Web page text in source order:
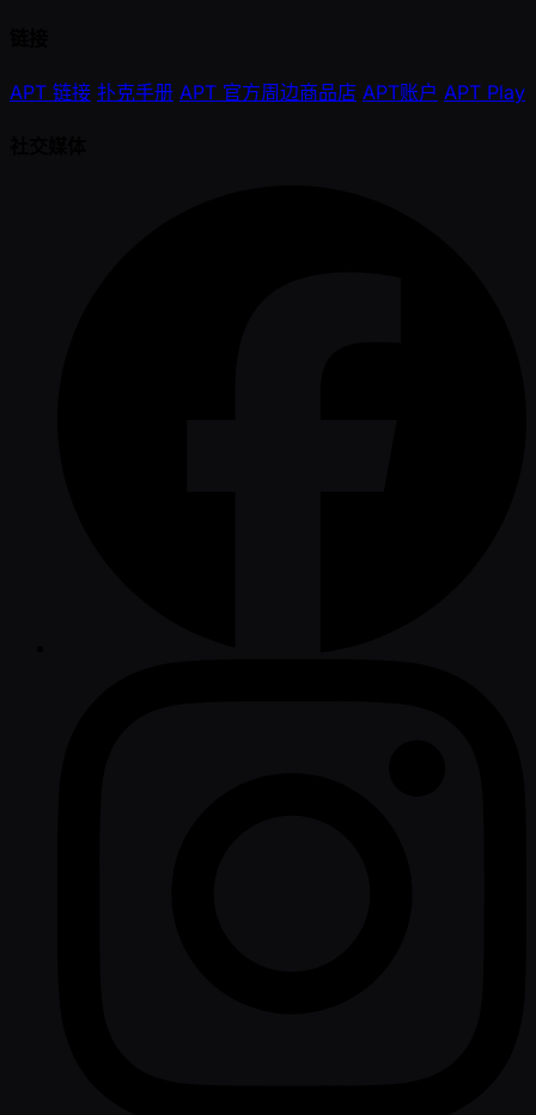
APT 链接 扑克手册 APT 官方周边商品店 APT账户 APT Play